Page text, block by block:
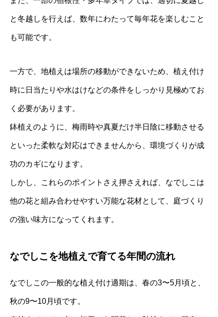
と冬越しを行えば、数年にわたって毎年花を楽しむこと
も可能です。
一方で、地植えは場所の移動ができないため、植え付け
時に日当たりや水はけなどの条件をしっかり見極めてお
く必要があります。
鉢植えのように、梅雨時や真夏だけ半日陰に移動させる
といった柔軟な対応はできませんから、環境づくりが成
功のカギになります。
しかし、これらのポイントさえ押さえれば、なでしこは
他の花と組み合わせやすい万能な花材として、庭づくり
の強い味方になってくれます。
なでしこを地植えで育てる年間の流れ
なでしこの一般的な植え付け適期は、春の3〜5月頃と、
秋の9〜10月頃です。